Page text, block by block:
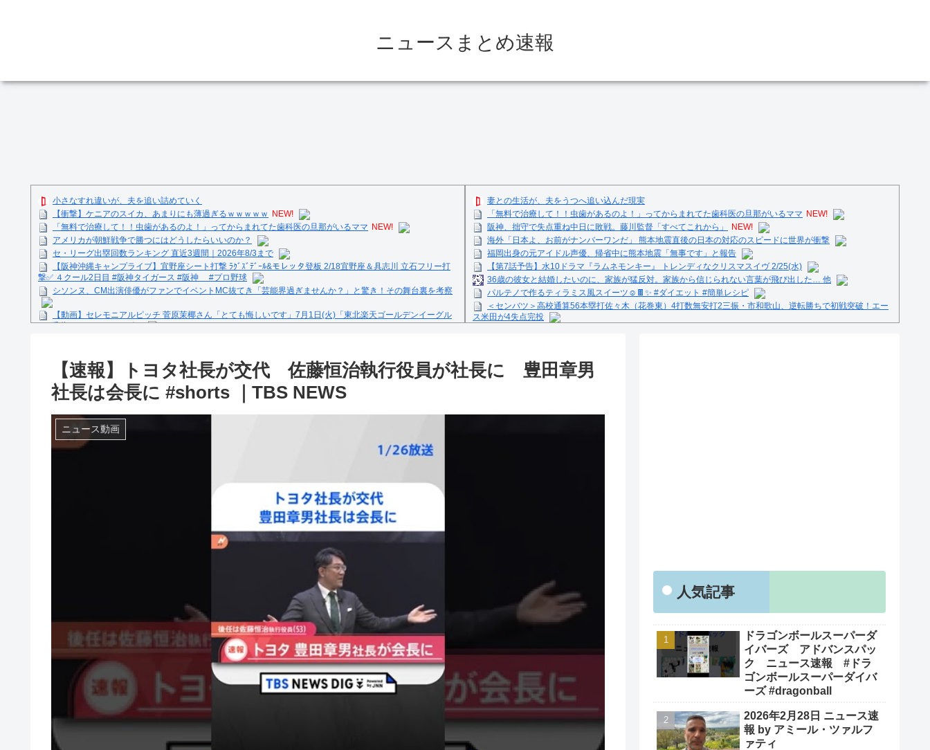
ニュースまとめ速報
小さなすれ違いが、夫を追い詰めていく
【衝撃】ケニアのスイカ、あまりにも薄過ぎるｗｗｗｗｗ
NEW!
「無料で治療して！！虫歯があるのよ！」ってからまれてた歯科医の旦那がいるママ NEW!
アメリカが朝鮮戦争で勝つにはどうしたらいいのか？
セ・リーグ出塁回数ランキング 直近3週間｜2026年8/3まで
【阪神沖縄キャンプライブ】宜野座シート打撃 ﾗｸﾞｽﾞﾃﾞｰﾙ&モレッタ登板 2/18宜野座＆具志川 立石フリー打
撃✅ ４クール2日目 #阪神タイガース #阪神 #プロ野球
シソンヌ、CM出演俳優がファンでイベントMC抜てき「芸能界過ぎませんか？」と驚き！その舞台裏を考察
【動画】セレモニアルピッチ 菅原茉椰さん「とても悔しいです」7月1日(火)「東北楽天ゴールデンイーグル
ス×千葉ロッテマリーンズ」
Powered by livedoor 相互RSS
妻との生活が、夫をうつへ追い込んだ現実
「無料で治療して！！虫歯があるのよ！」ってからまれてた歯科医の旦那がいるママ NEW!
阪神、拙守で失点重ね中日に敗戦。藤川監督「すべてこれから」
NEW!
海外「日本よ、お前がナンバーワンだ」 熊本地震直後の日本の対応のスピードに世界が衝撃
福岡出身の元アイドル声優、帰省中に熊本地震「無事です」と報告
【第7話予告】水10ドラマ『ラムネモンキー』 トレンディなクリスマスイヴ 2/25(水)
36歳の彼女と結婚したいのに、家族が猛反対。家族から信じられない言葉が飛び出した… 他
パルテノで作るティラミス風スイーツ☺️🍫✨ #ダイエット #簡単レシピ
＜センバツ＞高校通算56本塁打佐々木（花巻東）4打数無安打2三振・市和歌山、逆転勝ちで初戦突破！エー
ス米田が4失点完投
【速報】トヨタ社長が交代 佐藤恒治執行役員が社長に 豊田章男
社長は会長に #shorts ｜TBS NEWS
ニュース動画
人気記事
ドラゴンボールスーパーダ
イバーズ アドバンスパッ
ク ニュース速報 #ドラ
ゴンボールスーパーダイバ
ーズ #dragonball
2026年2月28日 ニュース速
報 by アミール・ツァルフ
ァティ